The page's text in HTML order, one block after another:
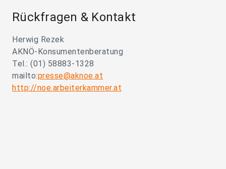
Rückfragen & Kontakt
Herwig Rezek
AKNÖ-Konsumentenberatung
Tel.: (01) 58883-1328
mailto:presse@aknoe.at
http://noe.arbeiterkammer.at